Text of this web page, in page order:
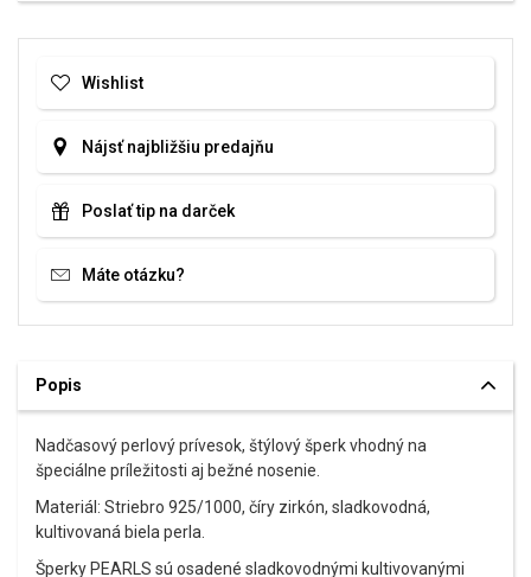
Wishlist
Nájsť najbližšiu predajňu
Poslať tip na darček
Máte otázku?
Popis
Nadčasový perlový prívesok, štýlový šperk vhodný na
špeciálne príležitosti aj bežné nosenie.
Materiál: Striebro 925/1000, číry zirkón, sladkovodná,
kultivovaná biela perla.
Šperky PEARLS sú osadené sladkovodnými kultivovanými